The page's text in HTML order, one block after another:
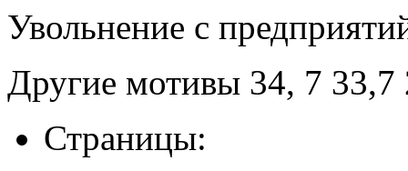
Увольнение с
Другие мотивы 34, 7 33,7
Страницы: